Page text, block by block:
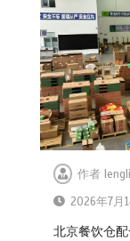
作者
2026年7月
北京餐饮仓